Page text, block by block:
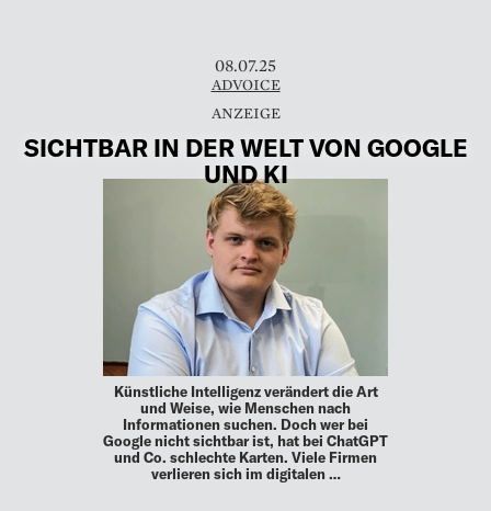
08.07.25
ADVOICE
SICHTBAR IN DER WELT VON GOOGLE
UND KI
Künstliche Intelligenz verändert die Art
und Weise, wie Menschen nach
Informationen suchen. Doch wer bei
Google nicht sichtbar ist, hat bei ChatGPT
und Co. schlechte Karten. Viele Firmen
verlieren sich im digitalen …